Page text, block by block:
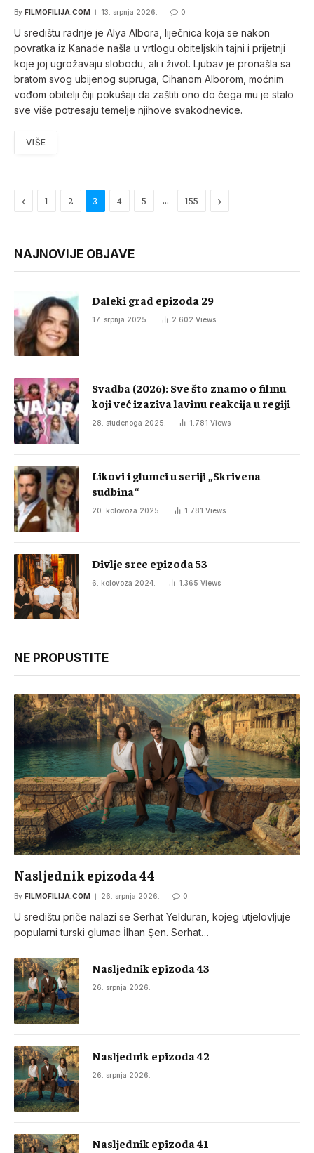
By FILMOFILIJA.COM 13. srpnja 2026. 0
U središtu radnje je Alya Albora, liječnica koja se nakon
povratka iz Kanade našla u vrtlogu obiteljskih tajni i prijetnji
koje joj ugrožavaju slobodu, ali i život. Ljubav je pronašla sa
bratom svog ubijenog supruga, Cihanom Alborom, moćnim
vođom obitelji čiji pokušaji da zaštiti ono do čega mu je stalo
sve više potresaju temelje njihove svakodnevice.
VIŠE
Previous
1 2 3 4 5 … 155 Next
NAJNOVIJE OBJAVE
Daleki grad epizoda 29
17. srpnja 2025. 2.602 Views
Svadba (2026): Sve što znamo o filmu
koji već izaziva lavinu reakcija u regiji
28. studenoga 2025. 1.781 Views
Likovi i glumci u seriji „Skrivena
sudbina“
20. kolovoza 2025. 1.781 Views
Divlje srce epizoda 53
6. kolovoza 2024. 1.365 Views
NE PROPUSTITE
Nasljednik epizoda 44
By FILMOFILIJA.COM 26. srpnja 2026. 0
U središtu priče nalazi se Serhat Yelduran, kojeg utjelovljuje
popularni turski glumac İlhan Şen. Serhat…
Nasljednik epizoda 43
26. srpnja 2026.
Nasljednik epizoda 42
26. srpnja 2026.
Nasljednik epizoda 41